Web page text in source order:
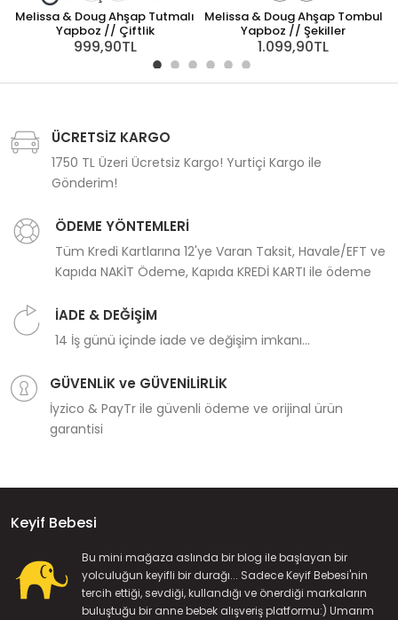
Melissa & Doug Ahşap Tutmalı
Yapboz // Çiftlik
999,90TL
Melissa & Doug Ahşap Tombul
Yapboz // Şekiller
1.099,90TL
ÜCRETSİZ KARGO
1750 TL Üzeri Ücretsiz Kargo! Yurtiçi Kargo ile
Gönderim!
ÖDEME YÖNTEMLERİ
Tüm Kredi Kartlarına 12'ye Varan Taksit, Havale/EFT ve
Kapıda NAKİT Ödeme, Kapıda KREDİ KARTI ile ödeme
İADE & DEĞİŞİM
14 İş günü içinde iade ve değişim imkanı...
GÜVENLİK ve GÜVENİLİRLİK
İyzico & PayTr ile güvenli ödeme ve orijinal ürün
garantisi
Keyif Bebesi
Bu mini mağaza aslında bir blog ile başlayan bir
yolculuğun keyifli bir durağı... Sadece Keyif Bebesi'nin
tercih ettiği, sevdiği, kullandığı ve önerdiği markaların
buluştuğu bir anne bebek alışveriş platformu:) Umarım